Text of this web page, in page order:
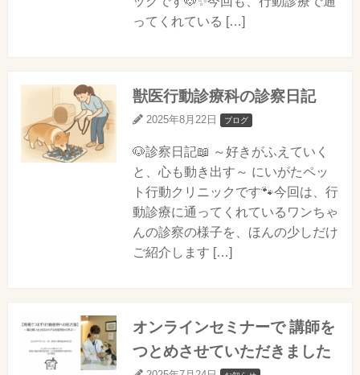
ってくれている […]
獣医行動診療科の診察日記
2025年8月22日 ブログ
🐶診察日記📖 ～好きがふえていく
と、心も動き出す～ にいがたペッ
ト行動クリニックです🐾今回は、行
動診療に通ってくれているワンちゃ
んの診察の様子を、ほんの少しだけ
ご紹介します […]
オンラインセミナーで 講師を
つとめさせていただきました